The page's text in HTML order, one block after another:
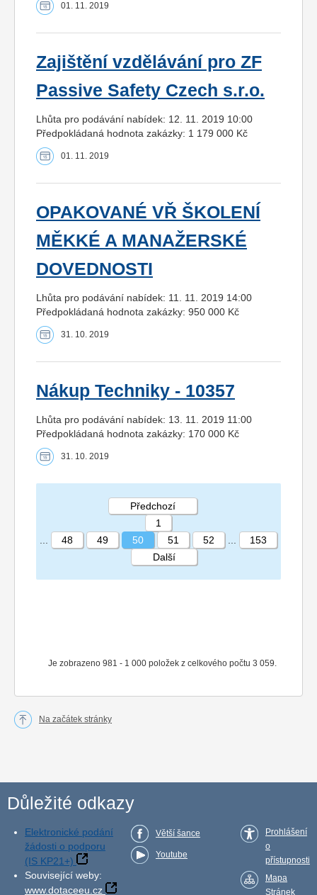
01. 11. 2019
Zajištění vzdělávání pro ZF
Passive Safety Czech s.r.o.
Lhůta pro podávání nabídek: 12. 11. 2019 10:00
Předpokládaná hodnota zakázky: 1 179 000 Kč
01. 11. 2019
OPAKOVANÉ VŘ ŠKOLENÍ
MĚKKÉ A MANAŽERSKÉ
DOVEDNOSTI
Lhůta pro podávání nabídek: 11. 11. 2019 14:00
Předpokládaná hodnota zakázky: 950 000 Kč
31. 10. 2019
Nákup Techniky - 10357
Lhůta pro podávání nabídek: 13. 11. 2019 11:00
Předpokládaná hodnota zakázky: 170 000 Kč
31. 10. 2019
STRÁNKA 50 153
Je zobrazeno 981 - 1 000 položek z celkového počtu 3 059.
Předchozí
1
48 49 50 51 52
153
Další
Na začátek stránky
Důležité odkazy
Elektronické podání
žádosti o podporu
(IS KP21+)
Související weby:
www.dotaceeu.cz
Větší šance
Youtube
Prohlášení
o
přístupnosti
Mapa
Stránek